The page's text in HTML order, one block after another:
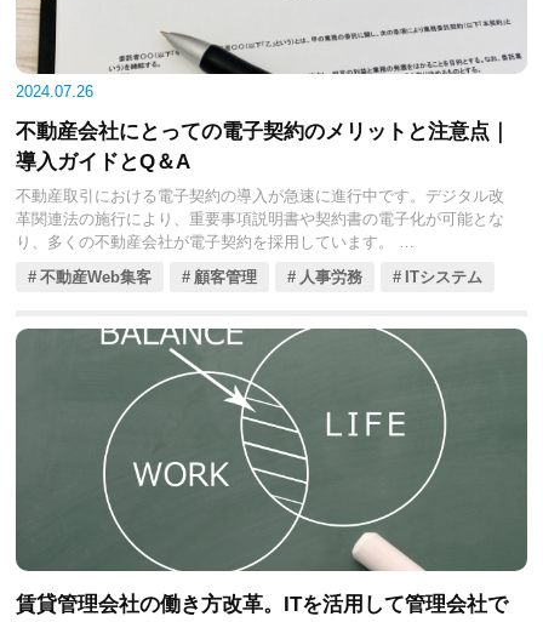
2024.07.26
不動産会社にとっての電子契約のメリットと注意点｜
導入ガイドとQ＆A
不動産取引における電子契約の導入が急速に進行中です。デジタル改
革関連法の施行により、重要事項説明書や契約書の電子化が可能とな
り、多くの不動産会社が電子契約を採用しています。
電子契約は、業務効率化やコスト削減、顧客満足度の向上といった多
くのメリットがある手段です。ただし、同時にセキュリティや法的リ
今回の記事では、電子契約の基本からメリット・デメリット、導入手
順や選定ポイント、将来の展望までをくわしく解説します。最新情報
をもとに、電子契約の可能性とその注意点を総合的に理解しましょ
不動産Web集客 顧客管理 人事労務 ITシステム
賃貸管理会社の働き方改革。ITを活用して管理会社で